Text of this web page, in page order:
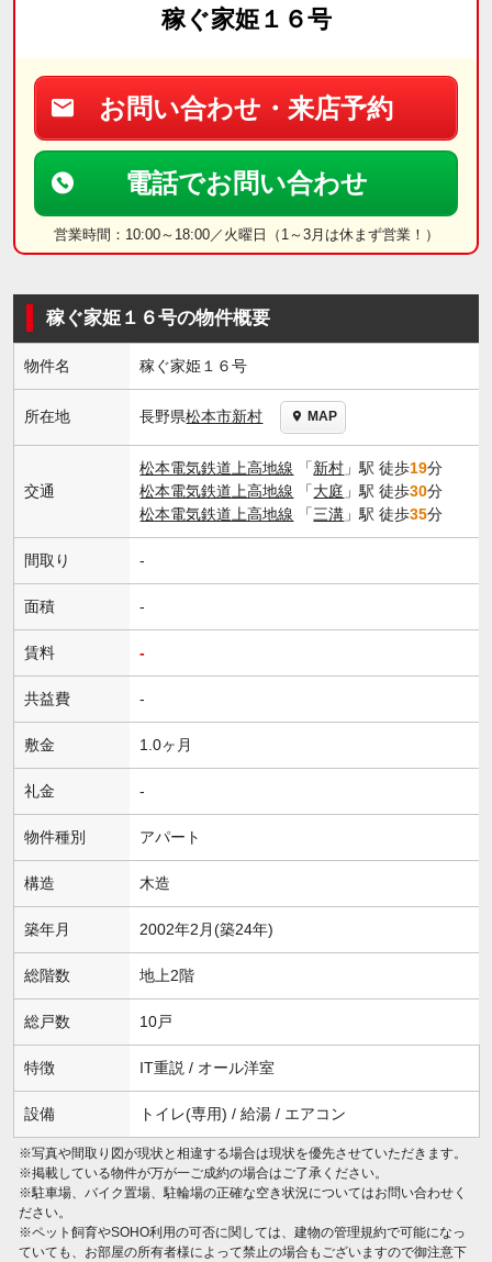
稼ぐ家姫１６号
お問い合わせ・来店予約
電話でお問い合わせ
営業時間：10:00～18:00／火曜日（1～3月は休まず営業！）
稼ぐ家姫１６号の物件概要
物件名 稼ぐ家姫１６号
所在地 長野県松本市新村 MAP
交通
松本電気鉄道上高地線 「新村 」駅 徒歩19分
松本電気鉄道上高地線 「大庭 」駅 徒歩30分
松本電気鉄道上高地線 「三溝 」駅 徒歩35分
間取り -
面積 -
賃料 -
共益費 -
敷金 1.0ヶ月
礼金 -
物件種別 アパート
構造 木造
築年月 2002年2月(築24年)
総階数 地上2階
総戸数 10戸
特徴 IT重説 / オール洋室
設備 トイレ(専用) / 給湯 / エアコン
※写真や間取り図が現状と相違する場合は現状を優先させていただきます。
※掲載している物件が万が一ご成約の場合はご了承ください。
※駐車場、バイク置場、駐輪場の正確な空き状況についてはお問い合わせく
ださい。
※ペット飼育やSOHO利用の可否に関しては、建物の管理規約で可能になっ
ていても、お部屋の所有者様によって禁止の場合もございますので御注意下